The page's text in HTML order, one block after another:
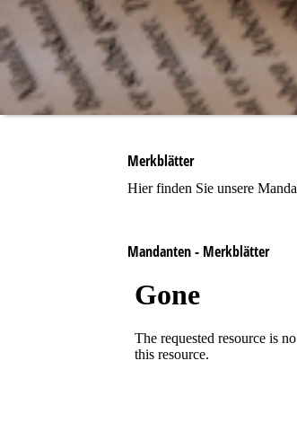
Merkblätter
Hier finden Sie unsere
Mandanten - Merkblätter